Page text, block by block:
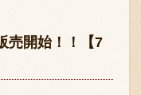
売開始！！【7